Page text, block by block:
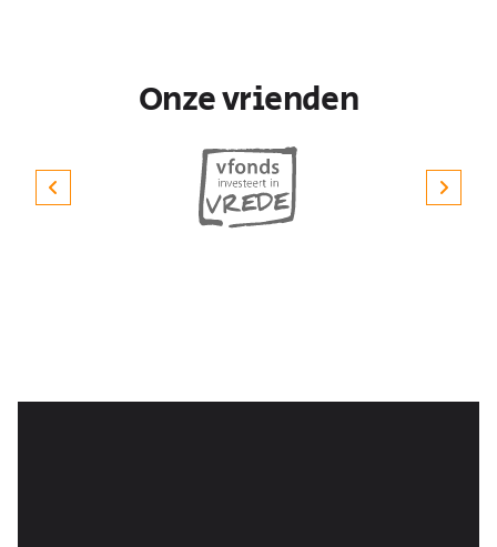
Onze vrienden